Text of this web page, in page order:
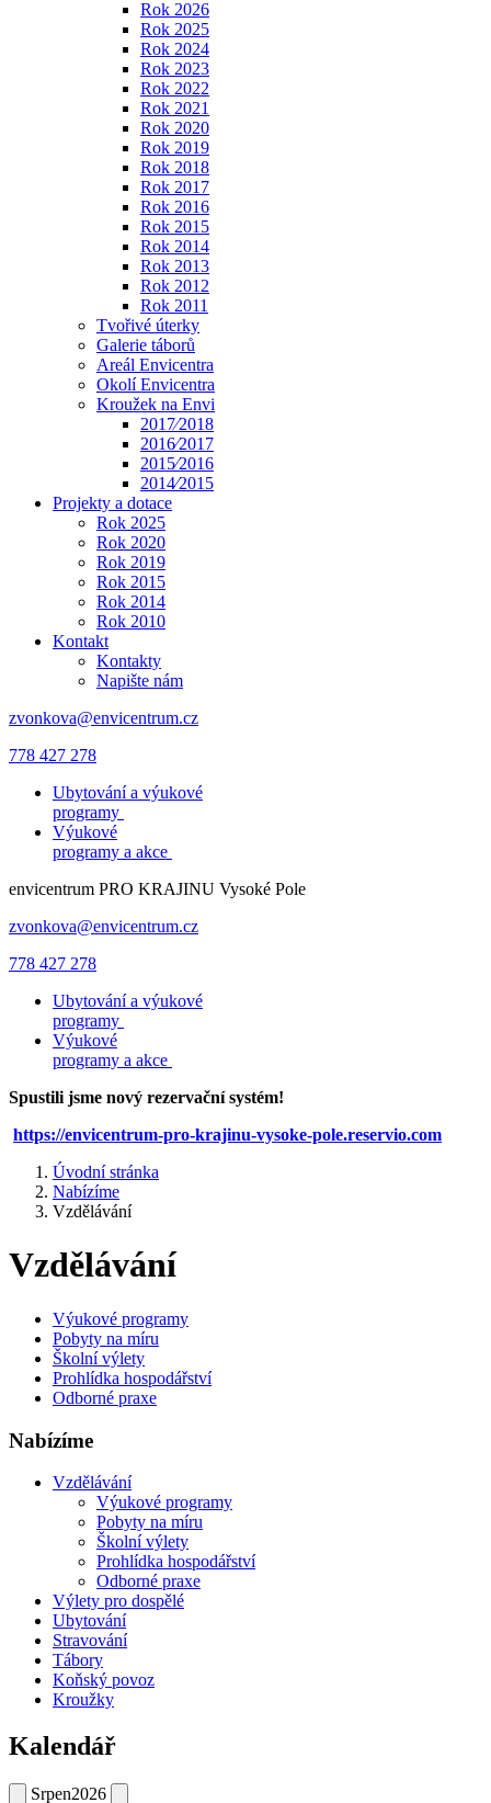
Rok 2026
Rok 2025
Rok 2024
Rok 2023
Rok 2022
Rok 2021
Rok 2020
Rok 2019
Rok 2018
Rok 2017
Rok 2016
Rok 2015
Rok 2014
Rok 2013
Rok 2012
Rok 2011
Tvořivé úterky
Galerie táborů
Areál Envicentra
Okolí Envicentra
Kroužek na Envi
2017⁄2018
2016⁄2017
2015⁄2016
2014⁄2015
Projekty a dotace
Rok 2025
Rok 2020
Rok 2019
Rok 2015
Rok 2014
Rok 2010
Kontakt
Kontakty
Napište nám
zvonkova@envicentrum.cz
778 427 278
Ubytování a výukové
programy
Výukové
programy a akce
envicentrum PRO KRAJINU Vysoké Pole
zvonkova@envicentrum.cz
778 427 278
Ubytování a výukové
programy
Výukové
programy a akce
Spustili jsme nový rezervační systém!
https://envicentrum-pro-krajinu-vysoke-pole.reservio.com
Úvodní stránka
Nabízíme
Vzdělávání
Vzdělávání
Výukové programy
Pobyty na míru
Školní výlety
Prohlídka hospodářství
Odborné praxe
Nabízíme
Vzdělávání
Výukové programy
Pobyty na míru
Školní výlety
Prohlídka hospodářství
Odborné praxe
Výlety pro dospělé
Ubytování
Stravování
Tábory
Koňský povoz
Kroužky
Kalendář
Srpen2026